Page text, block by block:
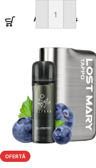
Adaugă în coș
OFERTĂ